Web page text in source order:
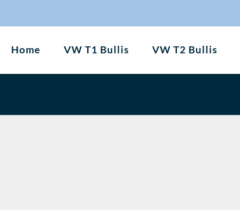
Home VW T1 Bullis VW T2 Bullis